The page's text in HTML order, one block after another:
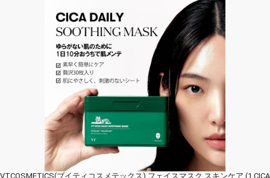
VTCOSMETICS(ブイティコスメテックス) フェイスマスク スキンケア (1.CICA